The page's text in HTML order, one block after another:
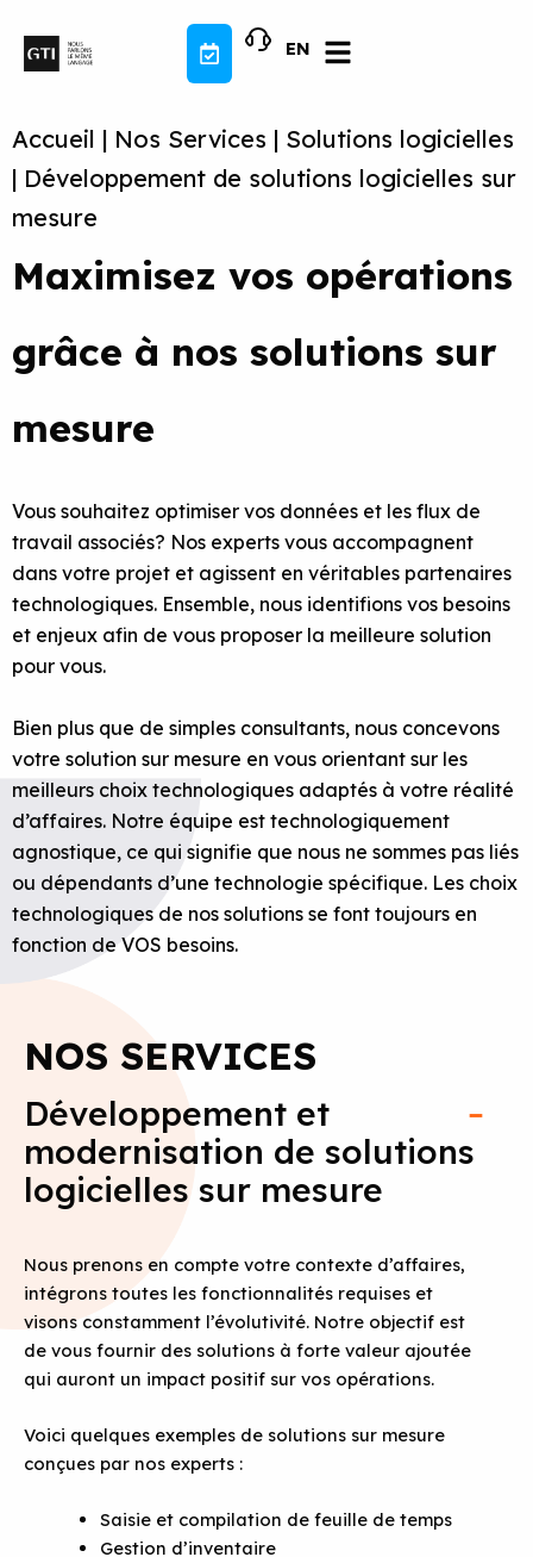
contenu
EN
Accueil | Nos Services | Solutions logicielles
| Développement de solutions logicielles sur
mesure
Maximisez vos opérations
grâce à nos solutions sur
mesure
Vous souhaitez optimiser vos données et les flux de
travail associés? Nos experts vous accompagnent
dans votre projet et agissent en véritables partenaires
technologiques. Ensemble, nous identifions vos besoins
et enjeux afin de vous proposer la meilleure solution
pour vous.
Bien plus que de simples consultants, nous concevons
votre solution sur mesure en vous orientant sur les
meilleurs choix technologiques adaptés à votre réalité
d’affaires. Notre équipe est technologiquement
agnostique, ce qui signifie que nous ne sommes pas liés
ou dépendants d’une technologie spécifique. Les choix
technologiques de nos solutions se font toujours en
fonction de VOS besoins.
NOS SERVICES
Développement et
modernisation de solutions
logicielles sur mesure
Nous prenons en compte votre contexte d’affaires,
intégrons toutes les fonctionnalités requises et
visons constamment l’évolutivité. Notre objectif est
de vous fournir des solutions à forte valeur ajoutée
qui auront un impact positif sur vos opérations.
Voici quelques exemples de solutions sur mesure
conçues par nos experts :
Saisie et compilation de feuille de temps
Gestion d’inventaire